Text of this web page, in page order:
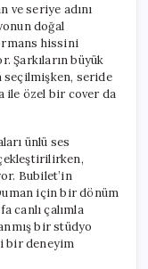
ve seriye adını
doğal
hissini
Şarkıların büyük
seçilmişken, seride
ile özel bir cover da
ünlü ses
Bubilet’in
için bir dönüm
canlı çalımla
bir stüdyo
bir deneyim